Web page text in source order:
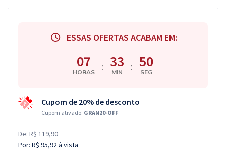
ESSAS OFERTAS ACABAM EM:
07
HORAS : 33
MIN : 49
SEG
Cupom de 20% de desconto
Cupom ativado: GRAN20-OFF
De: R$ 119,90
Por: R$ 95,92à vista